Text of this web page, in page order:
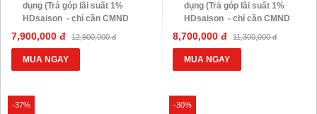
dụng (Trả góp lãi suất 1%
HDsaison - chỉ cần CMND
BLX hoặc hộ khẩu gốc )
Giảm 20%khi nâng cấp Ram-
SSD
Giảm giá trực tiếp đối với
10.000 Voucher Giảm
Giá 500.000đ
7,900,000 đ 12,900,000 đ
MUA NGAY
dụng (Trả góp lãi suất 1%
HDsaison - chỉ cần CMND
BLX hoặc hộ khẩu gốc )
Giảm 20%khi nâng cấp Ram-
SSD
Giảm giá trực tiếp đối với
10.000 Voucher Giảm
Giá 500.000đ
8,700,000 đ 11,300,000 đ
MUA NGAY
-37% -30%